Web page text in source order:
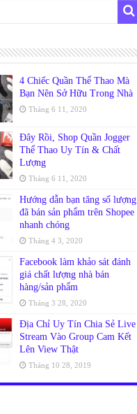
4 Chiếc Quần Thể Thao Mà
Bạn Nên Sở Hữu Trong Nhà
Tháng 6 11, 2020
Đây Rồi, Shop Quần Jogger
Thể Thao Uy Tín & Chất
Lượng
Tháng 6 11, 2020
Hướng dẫn bạn tăng số lượng
đã bán sản phẩm trên Shopee
nhanh chóng
Tháng 4 3, 2020
Facebook làm khảo sát đánh
giá chất lượng nhà bán
hàng/sản phẩm
Tháng 3 28, 2020
Địa Chỉ Uy Tín Chia Sẻ Live
Stream Vào Group Cam Kết
Lên View Thật
Tháng 10 28, 2019